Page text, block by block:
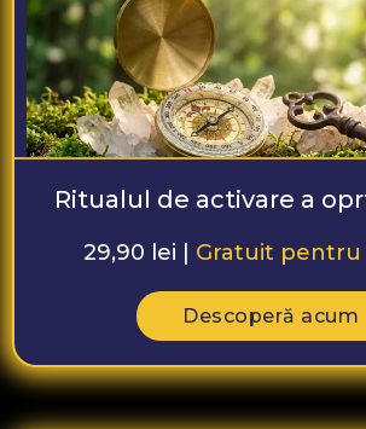
Ritualul de activare a
29,90 lei | Gratuit
Descoperă acum